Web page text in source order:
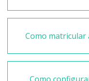
Como matricular